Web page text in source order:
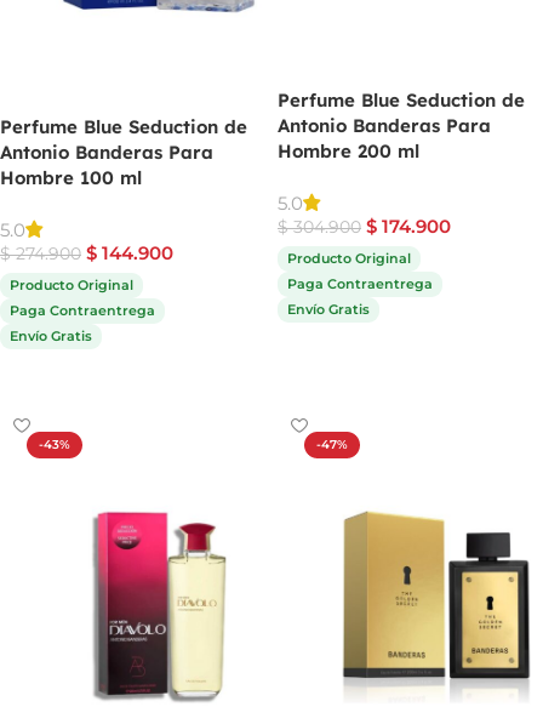
Perfume Blue Seduction de
Antonio Banderas Para
Hombre 100 ml
5.0
$274.900 $ 144.900
Producto Original
Paga Contraentrega
Envío Gratis
Perfume Blue Seduction de
Antonio Banderas Para
Hombre 200 ml
5.0
$304.900 $ 174.900
Producto Original
Paga Contraentrega
Envío Gratis
-43% -47%